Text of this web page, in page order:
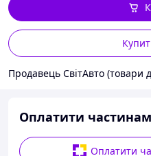
Оплатити
Оплатити